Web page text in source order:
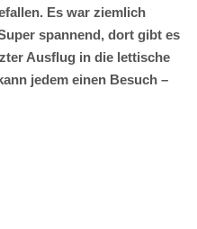
Es war ziemlich
spannend, dort gibt es
Ausflug in die lettische
jedem einen Besuch –